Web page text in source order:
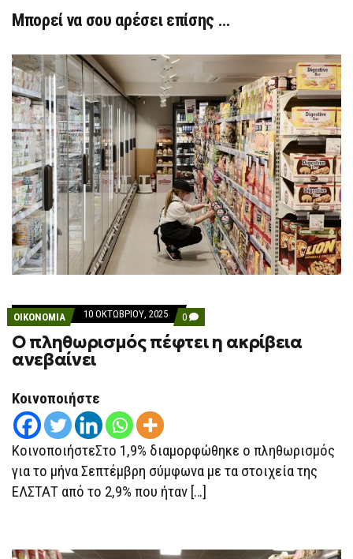
Μπορεί να σου αρέσει επίσης …
ΟΙΚΟΝΟΜΙΑ 10 ΟΚΤΩΒΡΊΟΥ, 2025 0 COMMENTS
ON
Ο
ΠΛΗΘΩΡΙΣΜΌΣ
Ο πληθωρισμός πέφτει η ακρίβεια
ανεβαίνει
Κοινοποιήστε
ΚοινοποιήστεΣτο 1,9% διαμορφώθηκε ο πληθωρισμός
για το μήνα Σεπτέμβρη σύμφωνα με τα στοιχεία της
ΕΛΣΤΑΤ από το 2,9% που ήταν […]